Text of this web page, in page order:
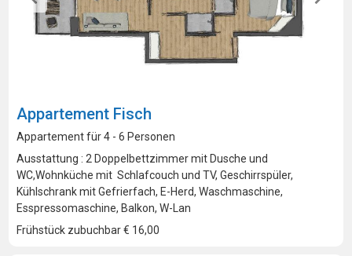
Appartement Fisch
Appartement für 4 - 6 Personen
Ausstattung : 2 Doppelbettzimmer mit Dusche und
WC,Wohnküche mit Schlafcouch und TV, Geschirrspüler,
Kühlschrank mit Gefrierfach, E-Herd, Waschmaschine,
Esspressomaschine, Balkon, W-Lan
Frühstück zubuchbar € 16,00